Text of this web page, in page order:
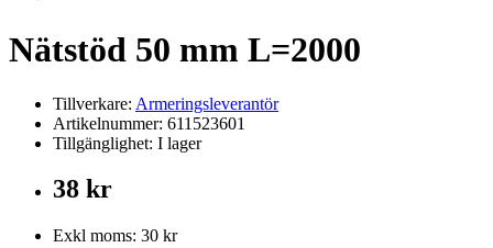
Nätstöd 50 mm L=2000
Tillverkare: Armeringsleverantör
Artikelnummer: 611523601
Tillgänglighet: I lager
38 kr
Exkl moms: 30 kr